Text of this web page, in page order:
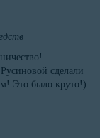
сделали
Это было круто!)